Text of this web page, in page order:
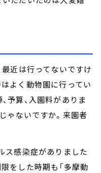
近は行ってないですけ
よく動物園に行ってい
予算、入園料がありま
ゃないですか。来園者
ス感染症がありました
をした時期も「多摩動